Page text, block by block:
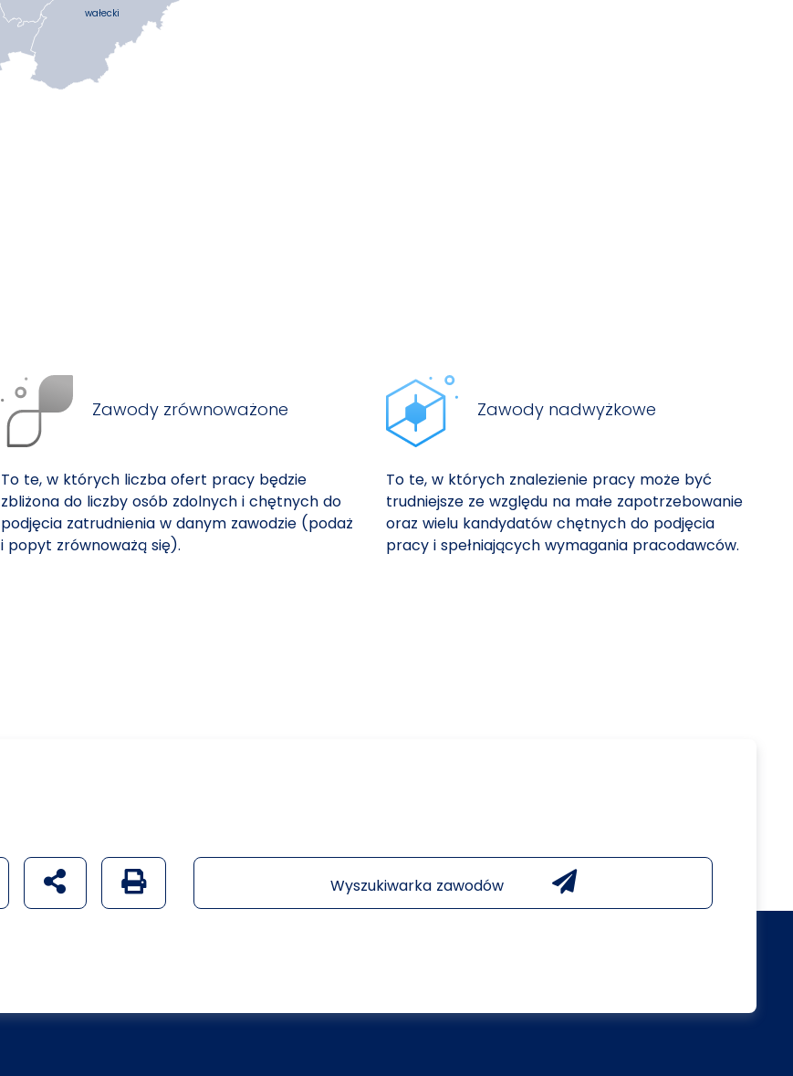
wałecki
Zawody zrównoważone
To te, w których liczba ofert pracy będzie
zbliżona do liczby osób zdolnych i chętnych do
podjęcia zatrudnienia w danym zawodzie (podaż
i popyt zrównoważą się).
Zawody nadwyżkowe
To te, w których znalezienie pracy może być
trudniejsze ze względu na małe zapotrzebowanie
oraz wielu kandydatów chętnych do podjęcia
pracy i spełniających wymagania pracodawców.
udostępnij na social mediach
Generuj wersję PDF strony Wyszukiwarka zawodów